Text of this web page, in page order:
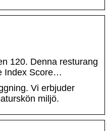
120. Denna resturang
Index Score…
Vi erbjuder
miljö.